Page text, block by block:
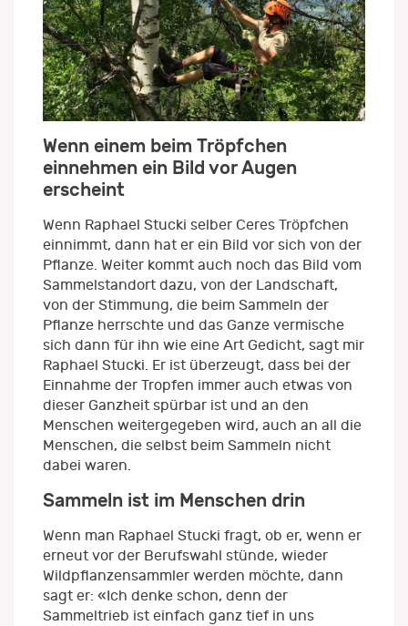
Wenn einem beim Tröpfchen
einnehmen ein Bild vor Augen
erscheint
Wenn Raphael Stucki selber Ceres Tröpfchen
einnimmt, dann hat er ein Bild vor sich von der
Pflanze. Weiter kommt auch noch das Bild vom
Sammelstandort dazu, von der Landschaft,
von der Stimmung, die beim Sammeln der
Pflanze herrschte und das Ganze vermische
sich dann für ihn wie eine Art Gedicht, sagt mir
Raphael Stucki. Er ist überzeugt, dass bei der
Einnahme der Tropfen immer auch etwas von
dieser Ganzheit spürbar ist und an den
Menschen weitergegeben wird, auch an all die
Menschen, die selbst beim Sammeln nicht
dabei waren.
Sammeln ist im Menschen drin
Wenn man Raphael Stucki fragt, ob er, wenn er
erneut vor der Berufswahl stünde, wieder
Wildpflanzensammler werden möchte, dann
sagt er: «Ich denke schon, denn der
Sammeltrieb ist einfach ganz tief in uns